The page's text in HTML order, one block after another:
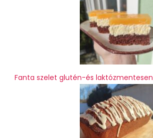
Fanta szelet glutén-és laktózmentesen